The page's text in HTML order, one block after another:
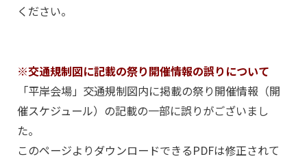
ください。
※交通規制図に記載の祭り開催情報の誤りについて
「平岸会場」交通規制図内に掲載の祭り開催情報（開
催スケジュール）の記載の一部に誤りがございまし
た。
このページよりダウンロードできるPDFは修正されて